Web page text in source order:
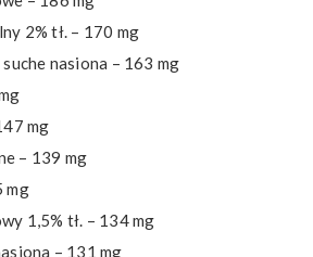
2% tł. – 170 mg
suche nasiona – 163 mg
mg
– 139 mg
mg
1,5% tł. – 134 mg
– 131 mg